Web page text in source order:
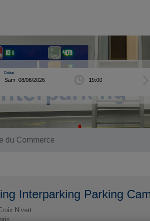
Début
du Commerce
Interparking Parking
Nivert